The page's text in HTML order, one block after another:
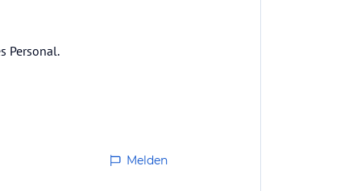
Personal.
Melden